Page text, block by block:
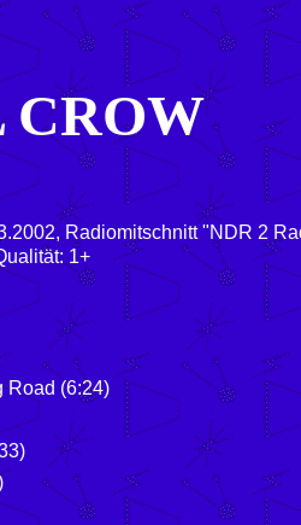
CROW
Radiomitschnitt "NDR 2
1+
Road (6:24)